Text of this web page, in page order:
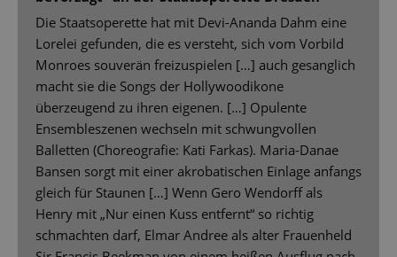
Die Staatsoperette hat mit Devi-Ananda Dahm eine
Lorelei gefunden, die es versteht, sich vom Vorbild
Monroes souverän freizuspielen […] auch gesanglich
macht sie die Songs der Hollywoodikone
überzeugend zu ihren eigenen. […] Opulente
Ensembleszenen wechseln mit schwungvollen
Balletten (Choreografie: Kati Farkas). Maria-Danae
Bansen sorgt mit einer akrobatischen Einlage anfangs
gleich für Staunen […] Wenn Gero Wendorff als
Henry mit „Nur einen Kuss entfernt“ so richtig
schmachten darf, Elmar Andree als alter Frauenheld